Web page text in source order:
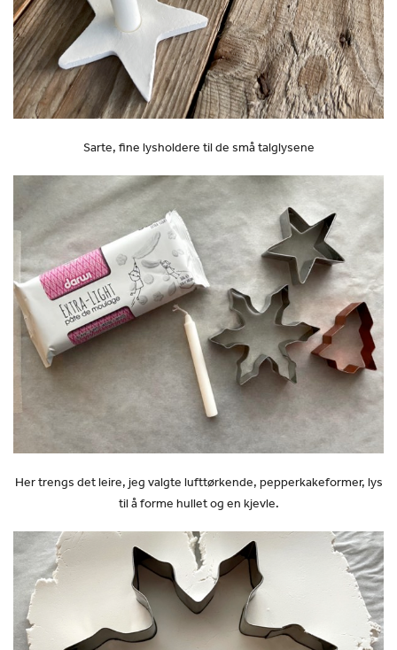
Sarte, fine lysholdere til de små talglysene
Her trengs det leire, jeg valgte lufttørkende, pepperkakeformer, lys
til å forme hullet og en kjevle.